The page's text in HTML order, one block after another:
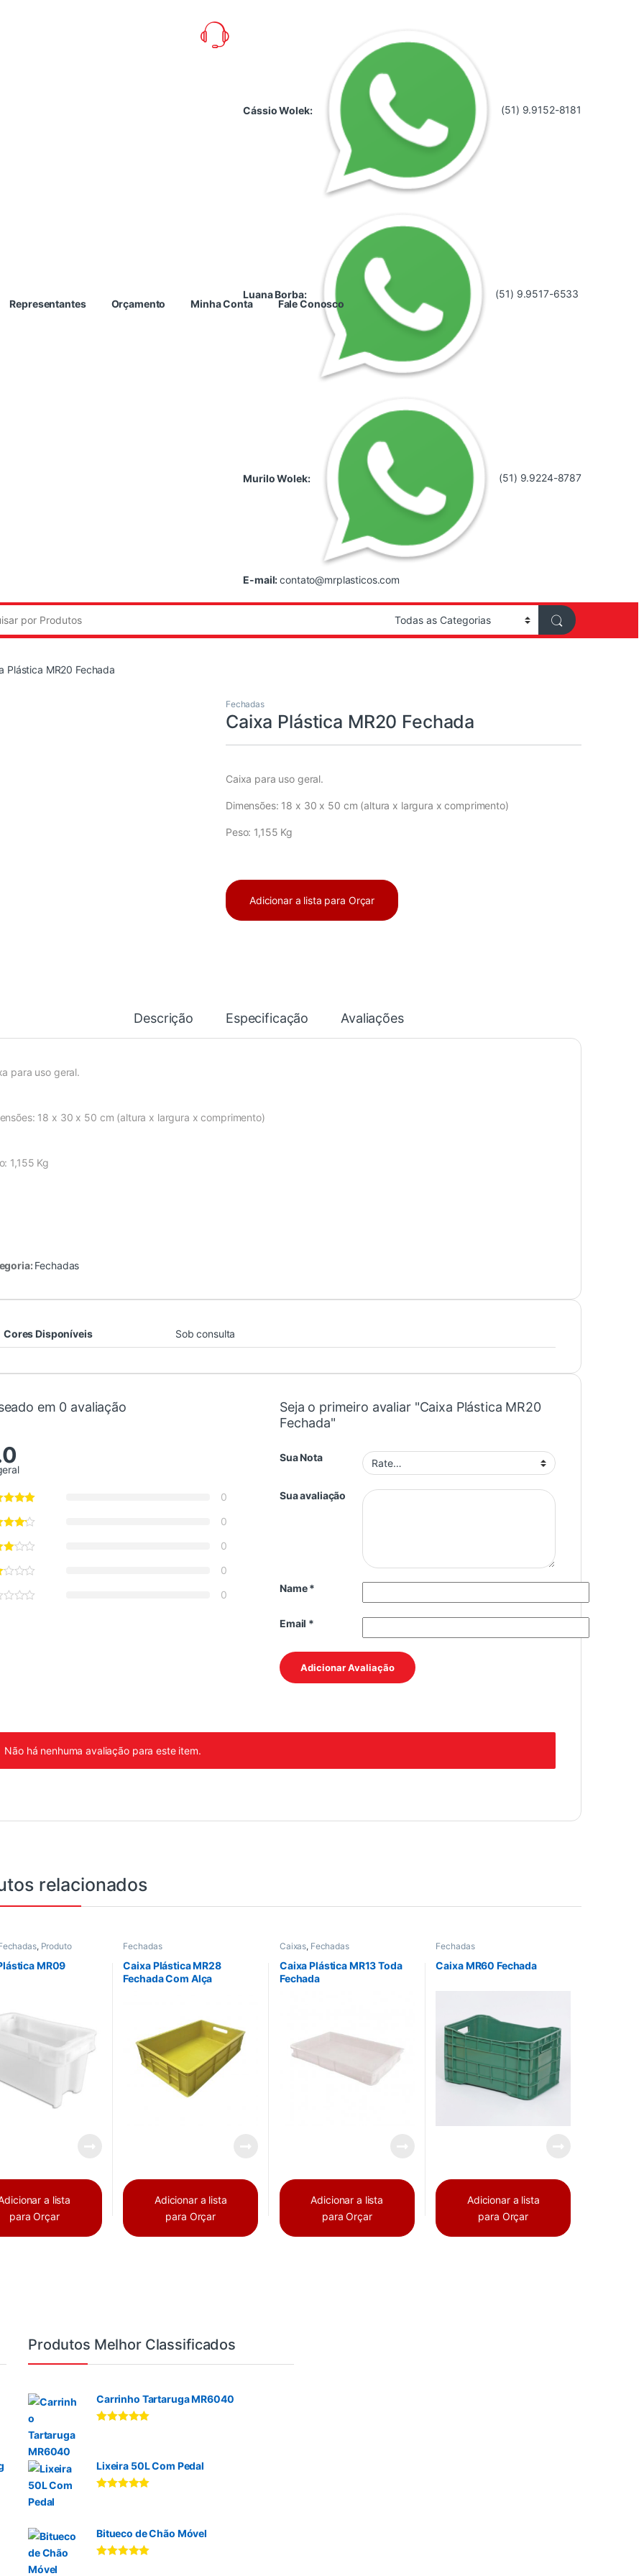
Representantes Orçamento Minha Conta Fale Conosco
Cássio Wolek: (51) 9.9152-8181
Luana Borba: (51) 9.9517-6533
Murilo Wolek: (51) 9.9224-8787
E-mail:contato@mrplasticos.com
Plástica MR20 Fechada
Fechadas
Caixa Plástica MR20 Fechada
Caixa para uso geral.
Dimensões: 18 x 30 x 50 cm (altura x largura x comprimento)
Peso: 1,155 Kg
Adicionar a lista para Orçar
Descrição Especificação Avaliações
para uso geral.
18 x 30 x 50 cm (altura x largura x comprimento)
1,155 Kg
Fechadas
Cores Disponíveis Sob consulta
em 0 avaliação
0
0
0
0
0
Seja o primeiro avaliar "Caixa Plástica MR20
Fechada"
Sua Nota
Sua avaliação
Name*
Email *
Não há nenhuma avaliação para este item.
relacionados
, Produto
MR09
a lista
para Orçar
Fechadas
Caixa Plástica MR28
Fechada Com Alça
Adicionar a lista
para Orçar
Caixas, Fechadas
Caixa Plástica MR13 Toda
Fechada
Adicionar a lista
para Orçar
Fechadas
Caixa MR60 Fechada
Adicionar a lista
para Orçar
Produtos Melhor Classificados
Carrinho Tartaruga MR6040
Lixeira 50L Com Pedal
Bitueco de Chão Móvel